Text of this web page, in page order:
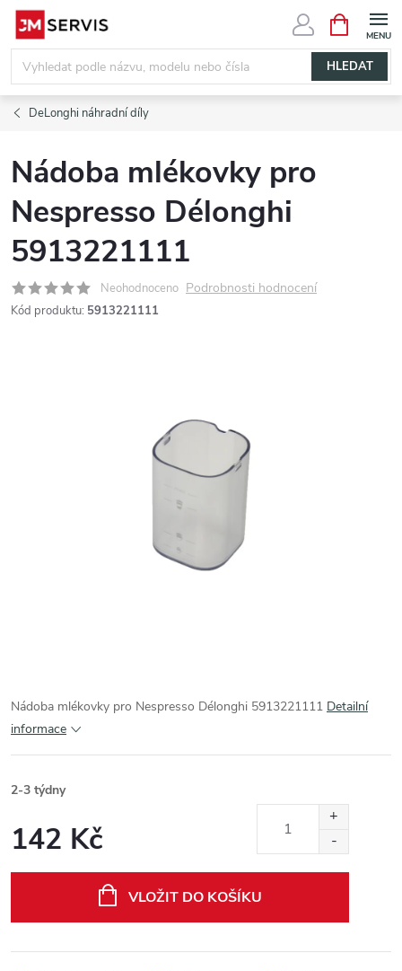
Přejít
obsah
HLEDAT
NÁKUPNÍ
KOŠÍK
DeLonghi náhradní díly
Nádoba mlékovky pro
Nespresso Délonghi
5913221111
Neohodnoceno Podrobnosti hodnocení
Kód produktu: 5913221111
Nádoba mlékovky pro Nespresso Délonghi 5913221111 Detailní
informace
2-3 týdny
142 Kč
VLOŽIT DO KOŠÍKU